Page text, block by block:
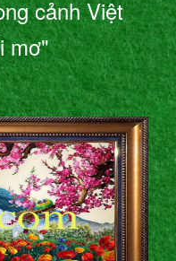
cảnh Việt
mơ"